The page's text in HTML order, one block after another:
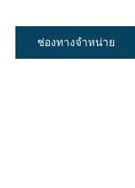
ช่องทางจำหน่าย